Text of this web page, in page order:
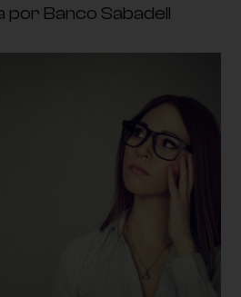
por Banco Sabadell